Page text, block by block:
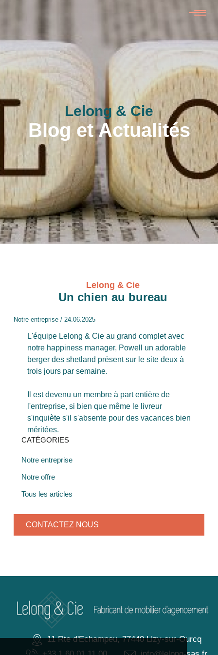
Lelong & Cie
Blog et Actualités
Lelong & Cie
Un chien au bureau
Notre entreprise / 24.06.2025
L'équipe Lelong & Cie au grand complet avec
notre happiness manager, Powell un adorable
berger des shetland présent sur le site deux à
trois jours par semaine.
Il est devenu un membre à part entière de
l'entreprise, si bien que même le livreur
s'inquiète s'il s'absente pour des vacances bien
méritées.
CATÉGORIES
Notre entreprise
Notre offre
Tous les articles
CONTACTEZ NOUS
11 Rte d'Echampeu, 77440 Lizy-sur-Ourcq